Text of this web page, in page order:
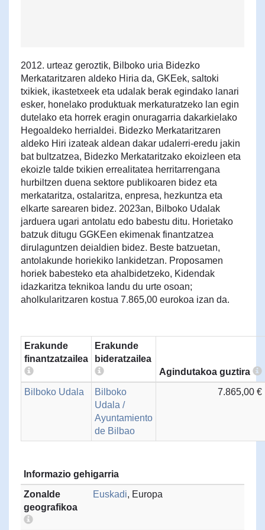
2012. urteaz geroztik, Bilboko uria Bidezko
Merkataritzaren aldeko Hiria da, GKEek, saltoki
txikiek, ikastetxeek eta udalak berak egindako lanari
esker, honelako produktuak merkaturatzeko lan egin
dutelako eta horrek eragin onuragarria dakarkielako
Hegoaldeko herrialdei. Bidezko Merkataritzaren
aldeko Hiri izateak aldean dakar udalerri-eredu jakin
bat bultzatzea, Bidezko Merkataritzako ekoizleen eta
ekoizle talde txikien errealitatea herritarrengana
hurbiltzen duena sektore publikoaren bidez eta
merkataritza, ostalaritza, enpresa, hezkuntza eta
elkarte sarearen bidez. 2023an, Bilboko Udalak
jarduera ugari antolatu edo babestu ditu. Horietako
batzuk ditugu GGKEen ekimenak finantzatzea
dirulaguntzen deialdien bidez. Beste batzuetan,
antolakunde horiekiko lankidetzan. Proposamen
horiek babesteko eta ahalbidetzeko, Kidendak
idazkaritza teknikoa landu du urte osoan;
aholkularitzaren kostua 7.865,00 eurokoa izan da.
Erakunde
finantzatzailea
Erakunde
bideratzailea
Agindutakoa guztira
Bilboko Udala
Bilboko
Udala /
Ayuntamiento
de Bilbao
7.865,00 €
Informazio gehigarria
Zonalde
geografikoa
Euskadi, Europa